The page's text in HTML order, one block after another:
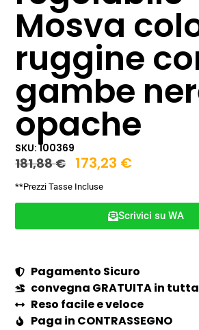
Mosva
ruggine
gambe
opache
SKU: 100369
181,88€ 173,23 €
**Prezzi Tasse Incluse
Scrivici su WA
Pagamento Sicuro
convegna GRATUITA in
Reso facile e veloce
Paga in CONTRASSEGNO